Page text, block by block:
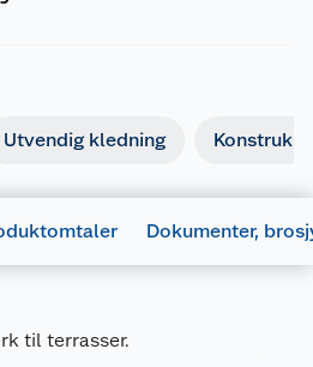
Utvendig kledning
Dokumenter,
til terrasser.